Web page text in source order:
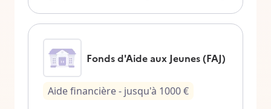
Fonds d'Aide aux Jeunes (FAJ)
Aide financière- jusqu'à 1000€